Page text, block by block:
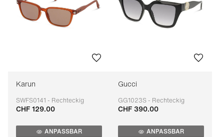
Karun
SWFS0141 - Rechteckig
Anpassbar
CHF 129.00
ANPASSBAR
Gucci
GG1023S - Rechteckig
Anpassbar
CHF 390.00
ANPASSBAR